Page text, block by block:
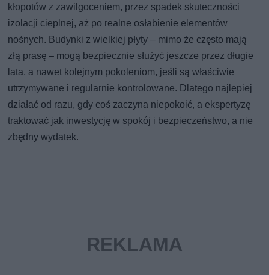
kłopotów z zawilgoceniem, przez spadek skuteczności
izolacji cieplnej, aż po realne osłabienie elementów
nośnych. Budynki z wielkiej płyty – mimo że często mają
złą prasę – mogą bezpiecznie służyć jeszcze przez długie
lata, a nawet kolejnym pokoleniom, jeśli są właściwie
utrzymywane i regularnie kontrolowane. Dlatego najlepiej
działać od razu, gdy coś zaczyna niepokoić, a ekspertyzę
traktować jak inwestycję w spokój i bezpieczeństwo, a nie
zbędny wydatek.